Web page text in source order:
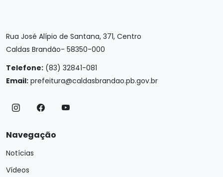
Rua José Alípio de Santana, 371, Centro
Caldas Brandão- 58350-000
Telefone: (83) 32841-081
Email: prefeitura@caldasbrandao.pb.gov.br
Navegação
Notícias
Vídeos